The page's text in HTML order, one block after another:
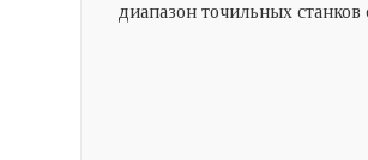
диапазон точильных